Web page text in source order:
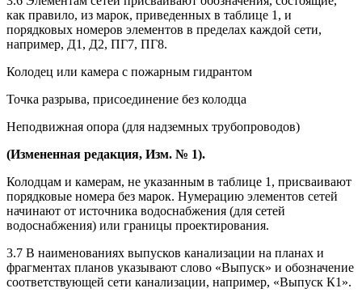
как правило, из марок, приведенных в таблице 1, и
порядковых номеров элементов в пределах каждой сети,
например, Д1, Д2, ПГ7, ПГ8.
Колодец или камера с пожарным гидрантом
Точка разрыва, присоединение без колодца
Неподвижная опора (для надземных трубопроводов)
(Измененная редакция, Изм. № 1).
Колодцам и камерам, не указанным в таблице 1, присваивают
порядковые номера без марок. Нумерацию элементов сетей
начинают от источника водоснабжения (для сетей
водоснабжения) или границы проектирования.
3.7 В наименованиях выпусков канализации на планах и
фрагментах планов указывают слово «Выпуск» и обозначение
соответствующей сети канализации, например, «Выпуск К1».